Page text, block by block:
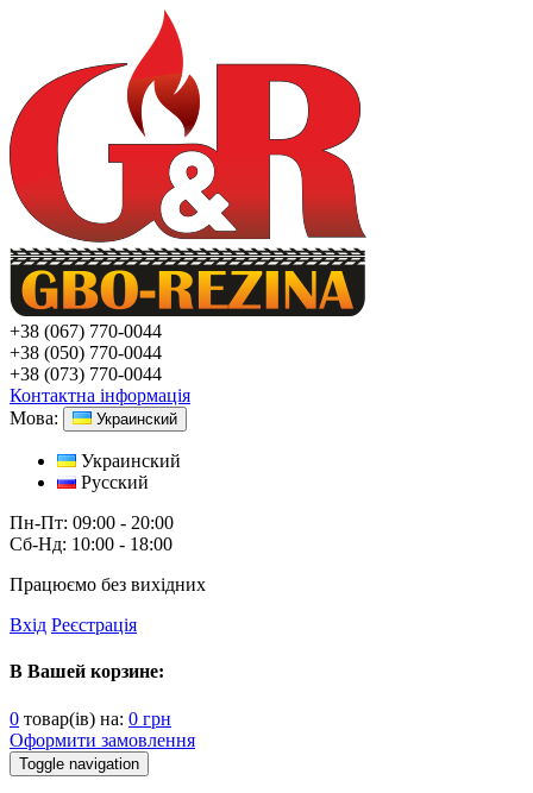
+38 (067) 770-0044
+38 (050) 770-0044
+38 (073) 770-0044
Контактна інформація
Мова:
Украинский
Украинский
Русский
Пн-Пт: 09:00 - 20:00
Сб-Нд: 10:00 - 18:00
Працюємо без вихідних
Вхід Реєстрація
В Вашей корзине:
0 товар(ів) на: 0 грн
Оформити замовлення
Toggle navigation